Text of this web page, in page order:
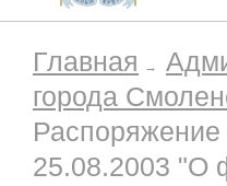
Главная
города
25.08.2003 "О